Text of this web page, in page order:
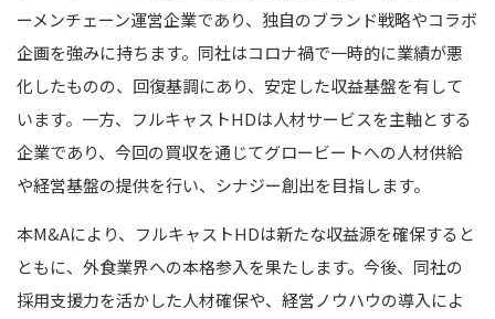
ーメンチェーン運営企業であり、独自のブランド戦略やコラボ
企画を強みに持ちます。同社はコロナ禍で一時的に業績が悪
化したものの、回復基調にあり、安定した収益基盤を有して
います。一方、フルキャストHDは人材サービスを主軸とする
企業であり、今回の買収を通じてグロービートへの人材供給
や経営基盤の提供を行い、シナジー創出を目指します。
本M&Aにより、フルキャストHDは新たな収益源を確保すると
ともに、外食業界への本格参入を果たします。今後、同社の
採用支援力を活かした人材確保や、経営ノウハウの導入によ